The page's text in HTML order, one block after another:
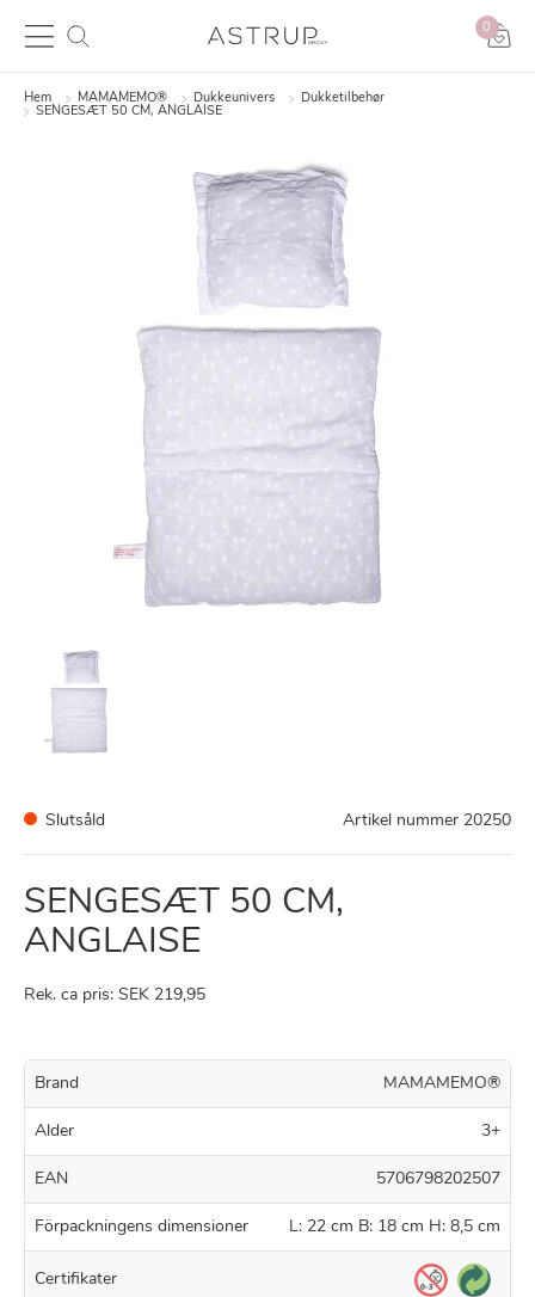
0
Hem MAMAMEMO® Dukkeunivers
Dukketilbehør
SENGESÆT 50 CM, ANGLAISE
Slutsåld Artikel nummer 20250
SENGESÆT 50 CM,
ANGLAISE
Rek. ca pris: SEK 219,95
Brand MAMAMEMO®
Alder 3+
EAN 5706798202507
Förpackningens dimensioner L: 22 cm B: 18 cm H: 8,5 cm
Certifikater